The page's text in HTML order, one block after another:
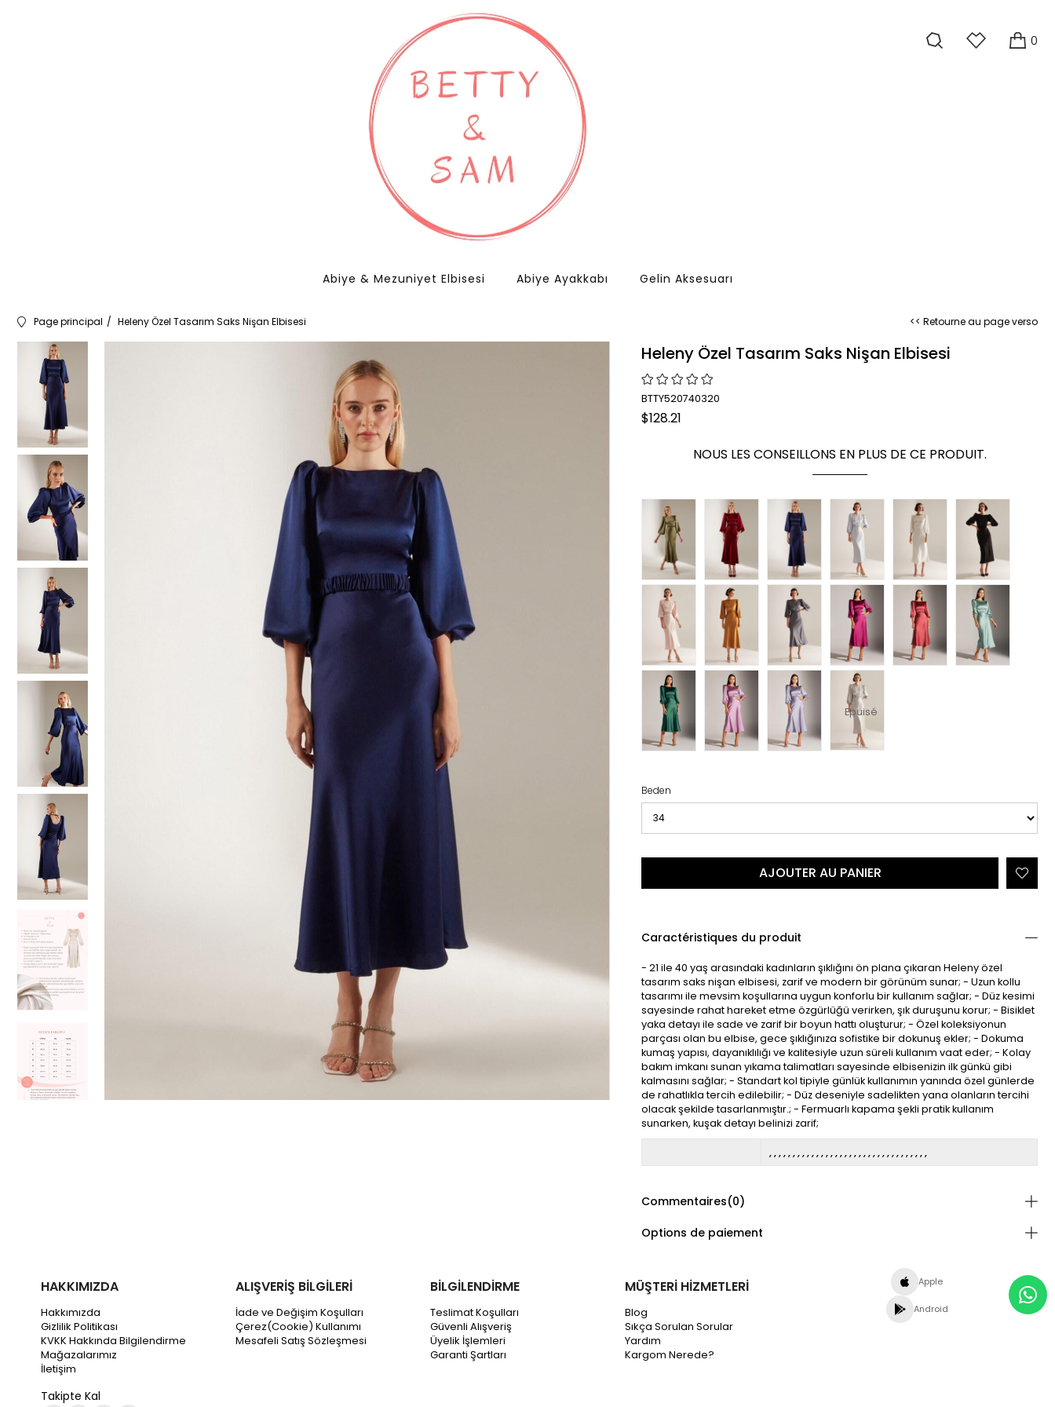
0
Abiye & Mezuniyet Elbisesi Abiye Ayakkabı Gelin Aksesuarı
Page principal Heleny Özel Tasarım Saks Nişan Elbisesi << Retourne au page verso
Heleny Özel Tasarım Saks Nişan Elbisesi
BTTY520740320
$128.21
NOUS LES CONSEILLONS EN PLUS DE CE PRODUIT.
Epuisé
Beden
Caractéristiques du produit
- 21 ile 40 yaş arasındaki kadınların şıklığını ön plana çıkaran Heleny özel
tasarım saks nişan elbisesi, zarif ve modern bir görünüm sunar; - Uzun kollu
tasarımı ile mevsim koşullarına uygun konforlu bir kullanım sağlar; - Düz kesimi
sayesinde rahat hareket etme özgürlüğü verirken, şık duruşunu korur; - Bisiklet
yaka detayı ile sade ve zarif bir boyun hattı oluşturur; - Özel koleksiyonun
parçası olan bu elbise, gece şıklığınıza sofistike bir dokunuş ekler; - Dokuma
kumaş yapısı, dayanıklılığı ve kalitesiyle uzun süreli kullanım vaat eder; - Kolay
bakım imkanı sunan yıkama talimatları sayesinde elbisenizin ilk günkü gibi
kalmasını sağlar; - Standart kol tipiyle günlük kullanımın yanında özel günlerde
de rahatlıkla tercih edilebilir; - Düz deseniyle sadelikten yana olanların tercihi
olacak şekilde tasarlanmıştır.; - Fermuarlı kapama şekli pratik kullanım
sunarken, kuşak detayı belinizi zarif;
Commentaires(0)
Options de paiement
HAKKIMIZDA
Hakkımızda
Gizlilik Politikası
KVKK Hakkında Bilgilendirme
Mağazalarımız
İletişim
Takipte Kal
ALIŞVERİŞ BİLGİLERİ
İade ve Değişim Koşulları
Çerez(Cookie) Kullanımı
Mesafeli Satış Sözleşmesi
BİLGİLENDİRME
Teslimat Koşulları
Güvenli Alışveriş
Üyelik İşlemleri
Garanti Şartları
MÜŞTERİ HİZMETLERİ
Blog
Sıkça Sorulan Sorular
Yardım
Kargom Nerede?
Apple
Android